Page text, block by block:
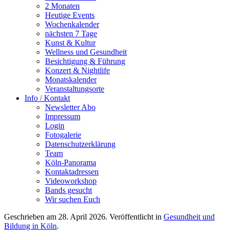
2 Monaten
Heutige Events
Wochenkalender
nächsten 7 Tage
Kunst & Kultur
Wellness und Gesundheit
Besichtigung & Führung
Konzert & Nightlife
Monatskalender
Veranstaltungsorte
Info / Kontakt
Newsletter Abo
Impressum
Login
Fotogalerie
Datenschutzerklärung
Team
Köln-Panorama
Kontaktadressen
Videoworkshop
Bands gesucht
Wir suchen Euch
Geschrieben am 28. April 2026. Veröffentlicht in Gesundheit und
Bildung in Köln.